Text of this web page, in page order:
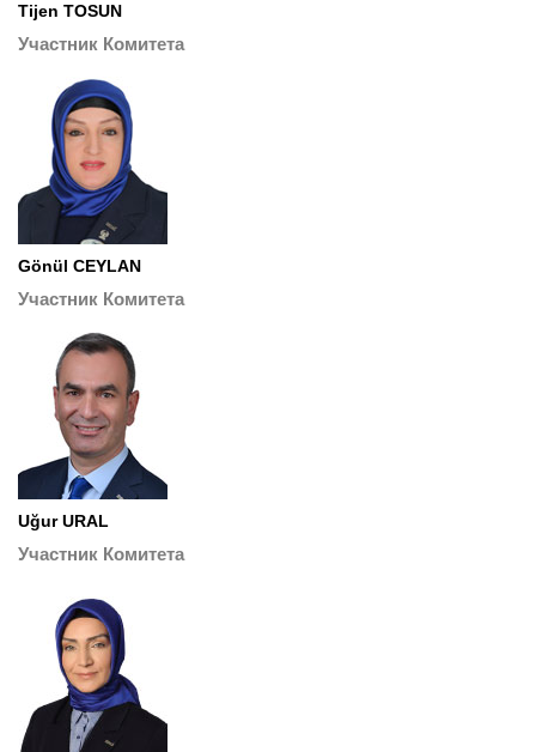
Tijen TOSUN
Участник Комитета
Gönül CEYLAN
Участник Комитета
Uğur URAL
Участник Комитета